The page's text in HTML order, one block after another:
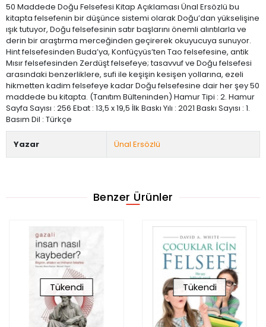
50 Maddede Doğu Felsefesi Kitap Açıklaması Ünal Ersözlü bu
kitapta felsefenin bir düşünce sistemi olarak Doğu’dan yükselişine
ışık tutuyor, Doğu felsefesinin satır başlarını önemli alıntılarla ve
derin bir araştırma merceğinden geçirerek okuyucuya sunuyor.
Hint felsefesinden Buda’ya, Konfüçyüs’ten Tao felsefesine, antik
Mısır felsefesinden Zerdüşt felsefeye; tasavvuf ve Doğu felsefesi
arasındaki benzerliklere, sufi ile keşişin kesişen yollarına, ezeli
hikmetten kadim felsefeye kadar Doğu felsefesine dair her şey 50
maddede bu kitapta. (Tanıtım Bülteninden) Hamur Tipi : 2. Hamur
Sayfa Sayısı : 256 Ebat : 13,5 x 19,5 İlk Baskı Yılı : 2021 Baskı Sayısı : 1.
Basım Dil : Türkçe
Yazar Ünal Ersözlü
Benzer Ürünler
Tükendi Tükendi